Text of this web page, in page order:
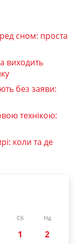
сном: проста
виходить
без заяви:
технікою:
коли та де
Сб Нд
1
2